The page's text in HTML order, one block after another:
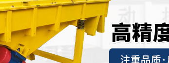
提升设备
给料设备
振动电机